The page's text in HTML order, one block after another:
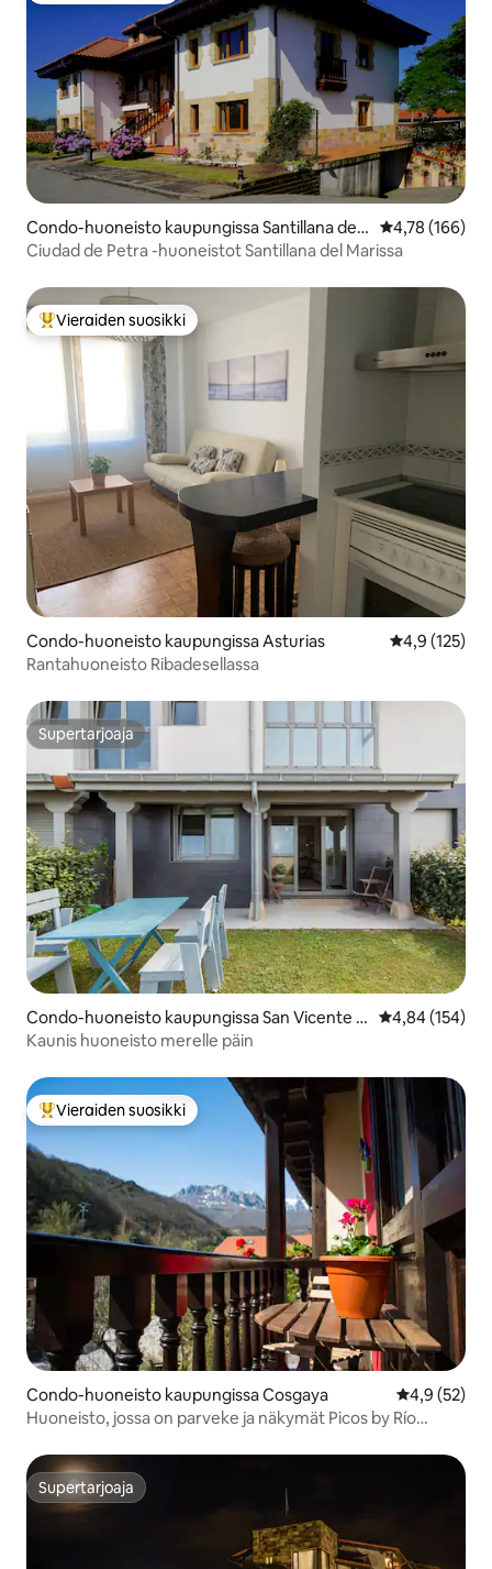
Condo-huoneisto kaupungissa Santillana del
Mar
4,78 (166)
Ciudad de Petra -huoneistot Santillana del Marissa
Vieraiden suosikkien parhaimmistoa
Vieraiden suosikki
Condo-huoneisto kaupungissa Asturias
4,9 (125)
Rantahuoneisto Ribadesellassa
Supertarjoaja
Supertarjoaja
Condo-huoneisto kaupungissa San Vicente d
e la Barquera
4,84 (154)
Kaunis huoneisto merelle päin
Vieraiden suosikkien parhaimmistoa
Vieraiden suosikki
Condo-huoneisto kaupungissa Cosgaya
4,9 (52)
Huoneisto, jossa on parveke ja näkymät Picos by Río
Supertarjoaja
Supertarjoaja